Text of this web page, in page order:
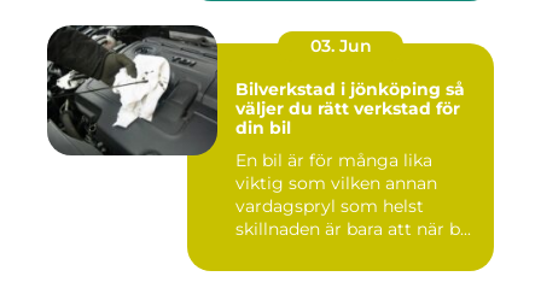
03. Jun
Bilverkstad i jönköping så
väljer du rätt verkstad för
din bil
En bil är för många lika
viktig som vilken annan
vardagspryl som helst
skillnaden är bara att när b...